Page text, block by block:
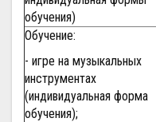
обучения)
Обучение:
- игре на музыкальных
инструментах
(индивидуальная форма
обучения);